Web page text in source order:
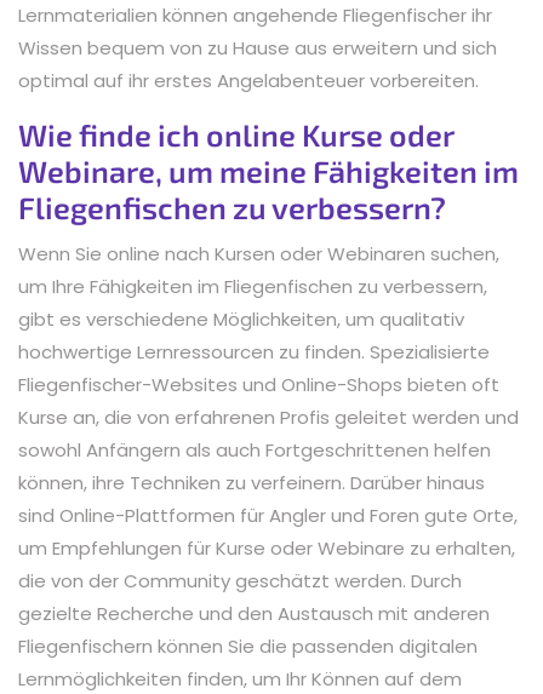
Lernmaterialien können angehende Fliegenfischer ihr
Wissen bequem von zu Hause aus erweitern und sich
optimal auf ihr erstes Angelabenteuer vorbereiten.
Wie finde ich online Kurse oder
Webinare, um meine Fähigkeiten im
Fliegenfischen zu verbessern?
Wenn Sie online nach Kursen oder Webinaren suchen,
um Ihre Fähigkeiten im Fliegenfischen zu verbessern,
gibt es verschiedene Möglichkeiten, um qualitativ
hochwertige Lernressourcen zu finden. Spezialisierte
Fliegenfischer-Websites und Online-Shops bieten oft
Kurse an, die von erfahrenen Profis geleitet werden und
sowohl Anfängern als auch Fortgeschrittenen helfen
können, ihre Techniken zu verfeinern. Darüber hinaus
sind Online-Plattformen für Angler und Foren gute Orte,
um Empfehlungen für Kurse oder Webinare zu erhalten,
die von der Community geschätzt werden. Durch
gezielte Recherche und den Austausch mit anderen
Fliegenfischern können Sie die passenden digitalen
Lernmöglichkeiten finden, um Ihr Können auf dem